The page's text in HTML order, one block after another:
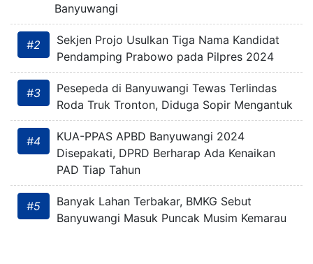
Banyuwangi
#2
Sekjen Projo Usulkan Tiga Nama Kandidat
Pendamping Prabowo pada Pilpres 2024
#3
Pesepeda di Banyuwangi Tewas Terlindas
Roda Truk Tronton, Diduga Sopir Mengantuk
#4
KUA-PPAS APBD Banyuwangi 2024
Disepakati, DPRD Berharap Ada Kenaikan
PAD Tiap Tahun
#5
Banyak Lahan Terbakar, BMKG Sebut
Banyuwangi Masuk Puncak Musim Kemarau